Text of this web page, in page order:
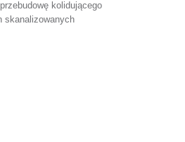
kolidującego
skanalizowanych